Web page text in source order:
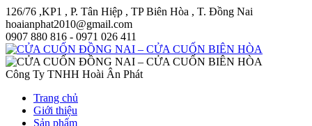
126/76 ,KP1 , P. Tân Hiệp , TP Biên Hòa , T. Đồng Nai
hoaianphat2010@gmail.com
0907 880 816 - 0971 026 411
Công Ty TNHH Hoài Ân Phát
Trang chủ
Giới thiệu
Sản phẩm